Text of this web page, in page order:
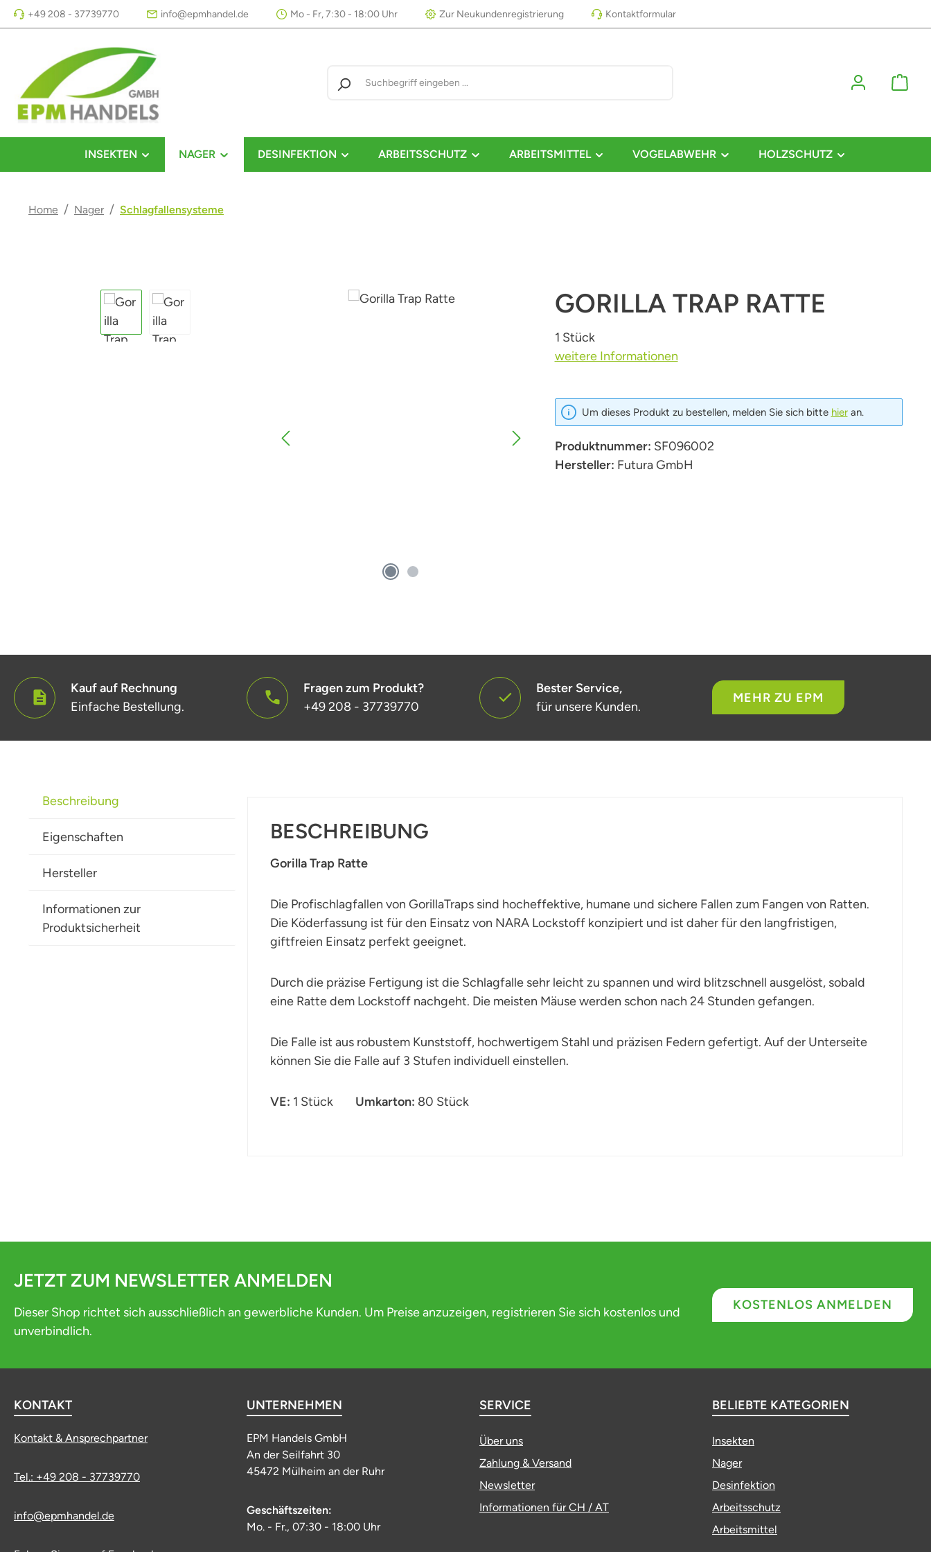
Hauptinhalt springen
Zur Suche springen
Zur Hauptnavigation springen
+49 208 - 37739770 info@epmhandel.de Mo - Fr, 7:30 - 18:00 Uhr Zur Neukundenregistrierung Kontaktformular
INSEKTEN NAGER DESINFEKTION ARBEITSSCHUTZ ARBEITSMITTEL VOGELABWEHR HOLZSCHUTZ
Home / Nager / Schlagfallensysteme
Bildergalerie überspringen GORILLA TRAP RATTE
1 Stück
weitere Informationen
Um dieses Produkt zu bestellen, melden Sie sich bitte hieran.
Produktnummer: SF096002
Hersteller: Futura GmbH
Kauf auf Rechnung
Einfache Bestellung.
Fragen zum Produkt?
+49 208 - 37739770
Bester Service,
für unsere Kunden.
MEHR ZU EPM
Beschreibung
Eigenschaften
Hersteller
Informationen zur
Produktsicherheit
BESCHREIBUNG
Gorilla Trap Ratte
Die Profischlagfallen von GorillaTraps sind hocheffektive, humane und sichere Fallen zum Fangen von Ratten.
Die Köderfassung ist für den Einsatz von NARA Lockstoff konzipiert und ist daher für den langfristigen,
giftfreien Einsatz perfekt geeignet.
Durch die präzise Fertigung ist die Schlagfalle sehr leicht zu spannen und wird blitzschnell ausgelöst, sobald
eine Ratte dem Lockstoff nachgeht. Die meisten Mäuse werden schon nach 24 Stunden gefangen.
Die Falle ist aus robustem Kunststoff, hochwertigem Stahl und präzisen Federn gefertigt. Auf der Unterseite
können Sie die Falle auf 3 Stufen individuell einstellen.
VE: 1 Stück Umkarton: 80 Stück
JETZT ZUM NEWSLETTER ANMELDEN
Dieser Shop richtet sich ausschließlich an gewerbliche Kunden. Um Preise anzuzeigen, registrieren Sie sich kostenlos und
unverbindlich.
KOSTENLOS ANMELDEN
KONTAKT
Kontakt & Ansprechpartner
Tel.: +49 208 - 37739770
info@epmhandel.de
UNTERNEHMEN
EPM Handels GmbH
An der Seilfahrt 30
45472 Mülheim an der Ruhr
Geschäftszeiten:
Mo. - Fr., 07:30 - 18:00 Uhr
SERVICE
Über uns
Zahlung & Versand
Newsletter
Informationen für CH / AT
BELIEBTE KATEGORIEN
Insekten
Nager
Desinfektion
Arbeitsschutz
Arbeitsmittel